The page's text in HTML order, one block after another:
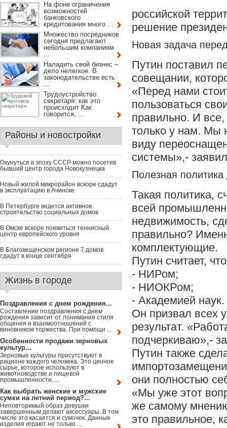
российской
решение
Новая задача
Путин поставил
совещании,
«Перед нами
пользоваться
правильно. И
только у нам. Мы
виду
системы»,-
Полезная
Такая политика,
всей
недвижимость,
правильно?
комплектующие.
Путин считает,
- НИРом;
- НИОКРом;
- Академией наук.
Он призвал всех
результат.
подчеркиваю»,-
Путин также
они полностью
«Мы уже этот
же самому
это правильное,
На фоне ограничения
возможностей
банковского
кредитования много ...
Множество посредников
сегодня предлагают
небольшим компаниям
...
Наладить свой бизнес –
дело нелегкое. В
законодательстве есть
...
Трудоустройство
секретаря: как это
происходит Как
говорится, ...
Районы и новостройки
Окунуться в эпоху СССР можно посетив
бывший центр города Новокузнецка
Новый жилой микрорайон вскоре сдадут
в эксплуатацию в Ачинске
В Петербурге ведется активное
строительство социальных домов
В Омске вскоре появиться теннисный
центр европейского уровня
В Благовещенском регионе 7 домов
сдадут в конце сентября
Жизнь в городе
Поздравления с днем рождения...
Составление поздравления с днем
рождения зависит от понимания стиля
общения и взаимоотношений с
виновником торжества. При помощи ...
Особенности продажи зерновых
культур...
Зерновые культуры присутствуют в
рационе каждого человека. Это ценное
сырье, которое используют в
животноводстве и пищевой
промышленности. ...
Как выбрать женские и мужские
сумки на летний период?...
Неповторимый образ девушки
завершенным делают аксессуары. В том
числе это касается и сумочек. Данные
изделия играют не только ...